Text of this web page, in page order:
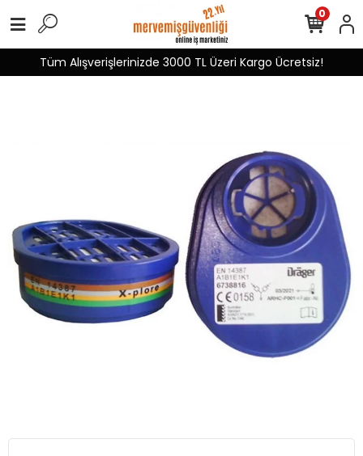
Tüm Alışverişlerinizde 3000 TL Üzeri Kargo Ücretsiz!
0